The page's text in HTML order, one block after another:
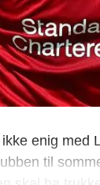
enig med
til